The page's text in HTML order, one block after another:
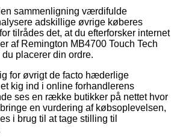
sammenligning værdifulde
adskillige øvrige køberes
tilrådes det, at du efterforsker internet
af Remington MB4700 Touch Tech
placerer din ordre.
for øvrigt de facto hæderlige
kig ind i online forhandlerens
ses en række butikker på nettet hvor
en vurdering af købsoplevelsen,
i brug til at tage stilling til